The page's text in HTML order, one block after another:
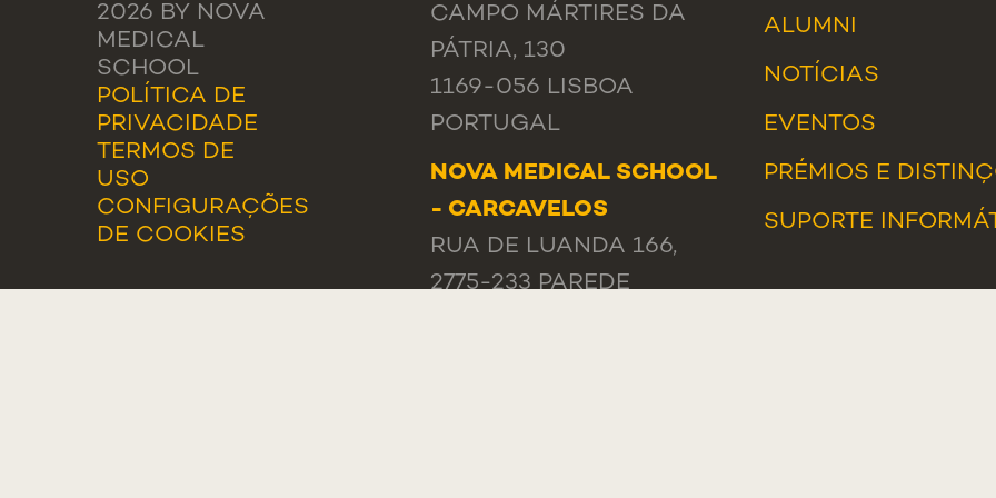
2026 BY NOVA
MEDICAL
SCHOOL
POLÍTICA DE
PRIVACIDADE
TERMOS DE
USO
CONFIGURAÇÕES
DE COOKIES
CAMPO MÁRTIRES DA
PÁTRIA, 130
1169-056 LISBOA
PORTUGAL
NOVA MEDICAL SCHOOL
- CARCAVELOS
RUA DE LUANDA 166,
2775-233 PAREDE
ALUMNI
NOTÍCIAS
EVENTOS
PRÉMIOS E
SUPORTE